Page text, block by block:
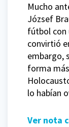
Mucho
József
fútbol con
convirtió
embargo,
forma
lo habían
Ver nota